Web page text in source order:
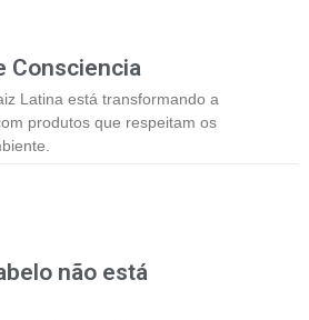
Consciencia
Latina está transformando a
produtos que respeitam os
não está